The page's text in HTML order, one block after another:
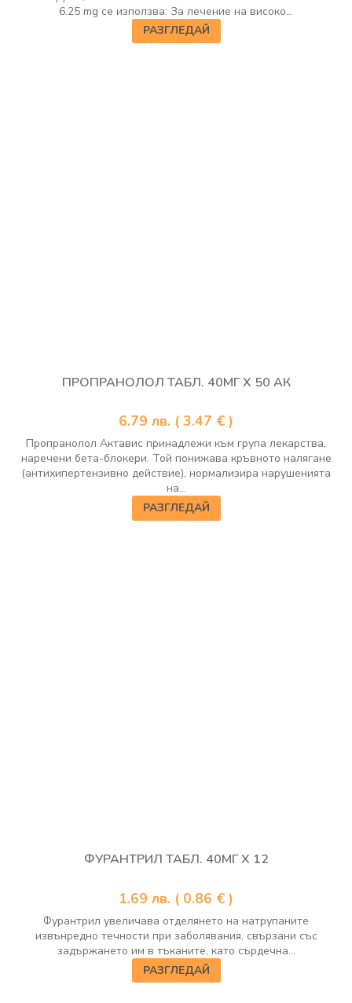
6.25 mg се използва: За лечение на високо...
РАЗГЛЕДАЙ
ПРОПРАНОЛОЛ ТАБЛ. 40МГ Х 50 АК
6.79 лв. ( 3.47 € )
Пропранолол Актавис принадлежи към група лекарства,
наречени бета-блокери. Той понижава кръвното налягане
(антихипертензивно действие), нормализира нарушенията
на...
РАЗГЛЕДАЙ
ФУРАНТРИЛ ТАБЛ. 40МГ Х 12
1.69 лв. ( 0.86 € )
Фурантрил увеличава отделянето на натрупаните
извънредно течности при заболявания, свързани със
задържането им в тъканите, като сърдечна...
РАЗГЛЕДАЙ